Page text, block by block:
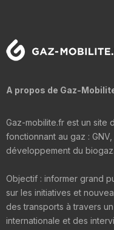
A propos de Gaz-
Gaz-mobilite.fr est un site
fonctionnant au gaz :
développement du biogaz.
Objectif : informer grand
sur les initiatives et
des transports à travers
internationale et des